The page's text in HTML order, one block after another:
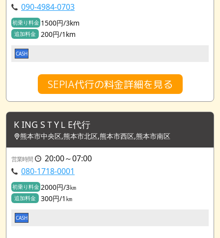
090-4984-0703
初乗り料金 1500円/3km
追加料金 200円/1km
CASH
SEPIA代行の料金詳細を見る
K ING SＴYＬE代行
熊本市中央区,熊本市北区,熊本市西区,熊本市南区
営業時間
20:00～07:00
080-1718-0001
初乗り料金 2000円/3㎞
追加料金 300円/1㎞
CASH